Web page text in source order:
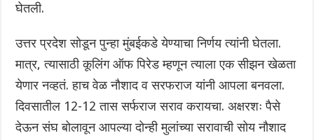
घेतली.
उत्तर प्रदेश सोडून पुन्हा मुंबईकडे येण्याचा निर्णय त्यांनी घेतला.
मात्र, त्यासाठी कूलिंग ऑफ पिरेड म्हणून त्याला एक सीझन खेळता
येणार नव्हतं. हाच वेळ नौशाद व सरफराज यांनी आपला बनवला.
दिवसातील 12-12 तास सर्फराज सराव करायचा. अक्षरशः पैसे
देऊन संघ बोलावून आपल्या दोन्ही मुलांच्या सरावाची सोय नौशाद